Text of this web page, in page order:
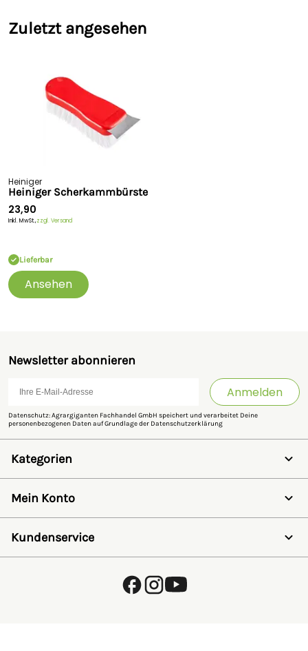
Zuletzt angesehen
Heiniger
Heiniger Scherkammbürste
23,90
Inkl. MwSt.,zzgl. Versand
Lieferbar
Ansehen
Newsletter abonnieren
Anmelden
Datenschutz: Agrargiganten Fachhandel GmbH speichert und verarbeitet Deine
personenbezogenen Daten auf Grundlage der Datenschutzerklärung
Kategorien
Schermaschinen
Futter- & Tränkesysteme
Haus, Hof & Stall
SALE
Mein Konto
Registrieren
Wunschzettel
Passwort vergessen
Kundenservice
Kostenlose Fachberatung